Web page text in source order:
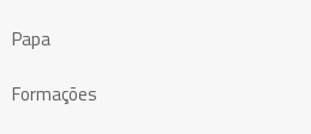
Papa
Formações